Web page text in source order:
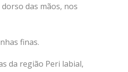
das mãos, nos
finas.
da região Peri labial,